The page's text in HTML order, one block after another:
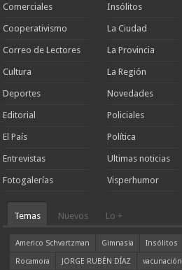
Comerciales
Cooperativismo
Correo de Lectores
Cultura
Deportes
Editorial
El País
Entrevistas
Fotogalerías
Insólitos
La Ciudad
La Provincia
La Región
Novedades
Policiales
Política
Ultimas noticias
Visperhumor
Temas Nuevos Lo +
Americo Schvartzman Gimnasia Insólitos
Rocamora
JORGE RUBÉN DÍAZ vacunación